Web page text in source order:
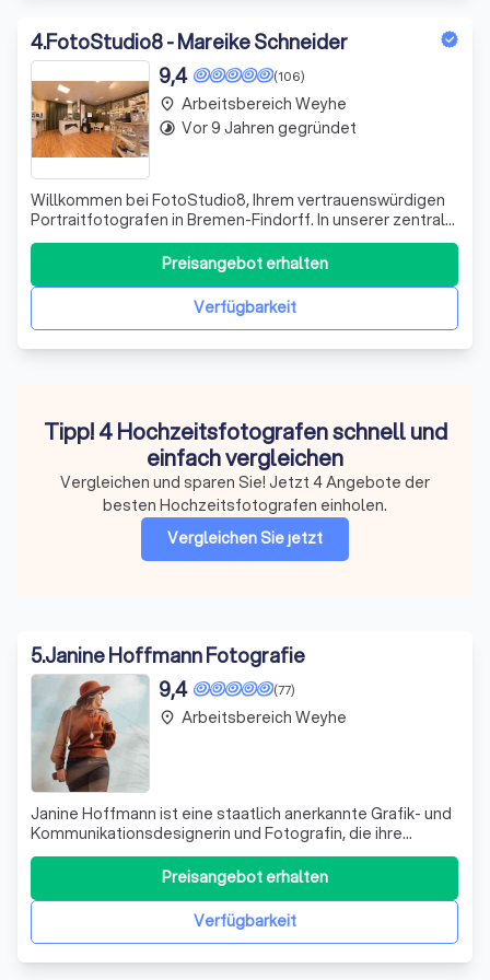
4.FotoStudio8 - Mareike Schneider
(106)
9,4
Willkommen bei FotoStudio8, Ihrem vertrauenswürdigen
Portraitfotografen in Bremen-Findorff. In unserer zentral
gelegenen Einrichtung erfüllen wir Ihre Fotowünsche in
einer gemütlichen und einladenden Atmosphäre. Bei uns
dreht sich alles um Fotografie - von Passbildern und
Familienfotos bis hin zu spVerfügbarkeit
Preisangebot erhalten
place Arbeitsbereich Weyhe
timelapse Vor 9 Jahren gegründet
Tipp! 4 Hochzeitsfotografen schnell und
einfach vergleichen
Vergleichen und sparen Sie! Jetzt 4 Angebote der
besten Hochzeitsfotografen einholen.
Vergleichen Sie jetzt
5.Janine Hoffmann Fotografie
(77)
9,4
Janine Hoffmann ist eine staatlich anerkannte Grafik- und
Kommunikationsdesignerin und Fotografin, die ihre
Kreativität und Leidenschaft für Fotografie nutzt, um
unvergessliche Momente einzufangen. Sie liebt es, die
einzigartigen Geschichten von Menschen durch ihre Bilder
zu erzählen. Ob es sich umVerfügbarkeit
Preisangebot erhalten
place Arbeitsbereich Weyhe